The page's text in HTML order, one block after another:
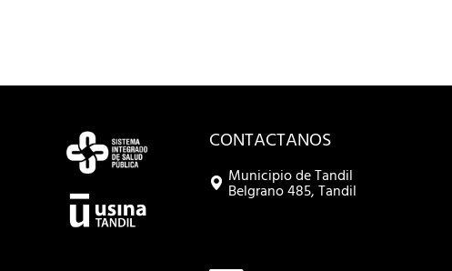
CONTACTANOS
Municipio de Tandil
Belgrano 485, Tandil